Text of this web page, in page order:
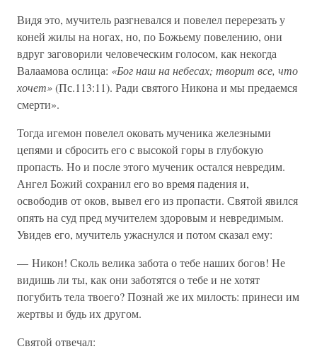
Видя это, мучитель разгневался и повелел перерезать у
коней жилы на ногах, но, по Божьему повелению, они
вдруг заговорили человеческим голосом, как некогда
Валаамова ослица: «Бог наш на небесах; творит все, что
хочет»(Пс.113:11). Ради святого Никона и мы предаемся
смерти».
Тогда игемон повелел оковать мученика железными
цепями и сбросить его с высокой горы в глубокую
пропасть. Но и после этого мученик остался невредим.
Ангел Божий сохранил его во время падения и,
освободив от оков, вывел его из пропасти. Святой явился
опять на суд пред мучителем здоровым и невредимым.
Увидев его, мучитель ужаснулся и потом сказал ему:
— Никон! Сколь велика забота о тебе наших богов! Не
видишь ли ты, как они заботятся о тебе и не хотят
погубить тела твоего? Познай же их милость: принеси им
жертвы и будь их другом.
Святой отвечал: